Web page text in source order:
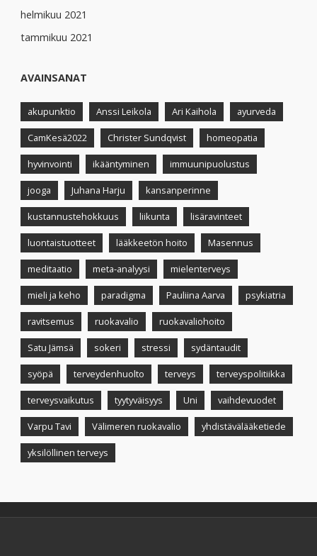
helmikuu 2021
tammikuu 2021
AVAINSANAT
akupunktio Anssi Leikola Ari Kaihola ayurveda
CamKesä2022 Christer Sundqvist homeopatia
hyvinvointi ikääntyminen immuunipuolustus
jooga Juhana Harju kansanperinne
kustannustehokkuus liikunta lisäravinteet
luontaistuotteet lääkkeetön hoito Masennus
meditaatio meta-analyysi mielenterveys
mieli ja keho paradigma Pauliina Aarva psykiatria
ravitsemus ruokavalio ruokavaliohoito
Satu Jämsä sokeri stressi sydäntaudit
syöpä terveydenhuolto terveys terveyspolitiikka
terveysvaikutus tyytyväisyys Uni vaihdevuodet
Varpu Tavi Välimeren ruokavalio yhdistävälääketiede
yksilöllinen terveys